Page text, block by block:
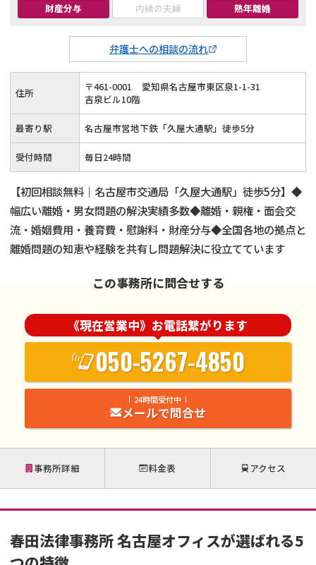
弁護士への相談の流れ
財産分与
内縁の夫婦 熟年離婚
住所 〒461-0001
愛知県名古屋市東区泉1-1-31
吉泉ビル10階
最寄り駅 名古屋市営地下鉄「久屋大通駅」徒歩5分
受付時間 毎日24時間
【初回相談無料｜名古屋市交通局「久屋大通駅」徒歩5分】◆
幅広い離婚・男女問題の解決実績多数◆離婚・親権・面会交
流・婚姻費用・養育費・慰謝料・財産分与◆全国各地の拠点と
離婚問題の知恵や経験を共有し問題解決に役立てています
この事務所に問合せする
《現在営業中》お電話繋がります
050-5267-4850
24時間受付中
メールで問合せ
事務所詳細 料金表 アクセス
春田法律事務所 名古屋オフィスが選ばれる5